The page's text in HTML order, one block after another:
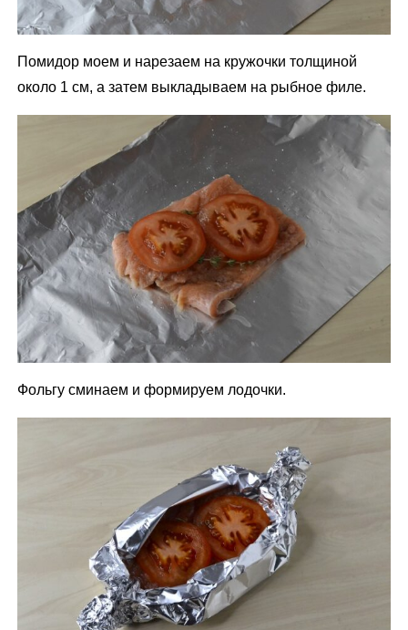
Помидор моем и нарезаем на кружочки толщиной
около 1 см, а затем выкладываем на рыбное филе.
Фольгу сминаем и формируем лодочки.